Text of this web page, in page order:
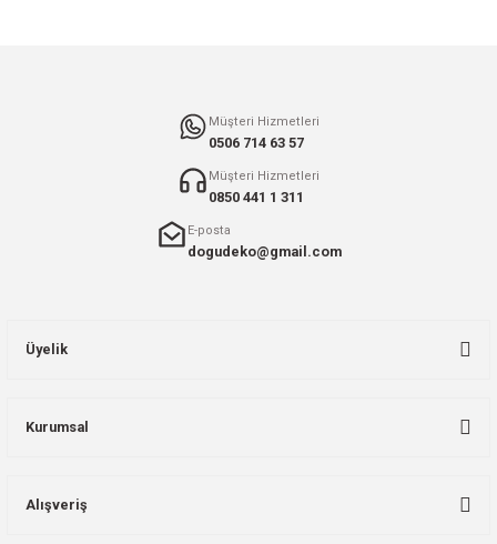
Müşteri Hizmetleri
0506 714 63 57
Müşteri Hizmetleri
0850 441 1 311
E-posta
dogudeko@gmail.com
Üyelik
Kurumsal
Alışveriş